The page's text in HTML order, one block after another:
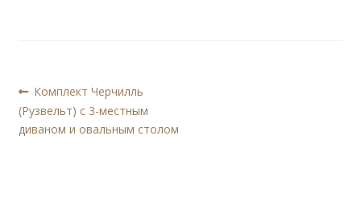
Навигация
по
Предыдущая
запись:
Комплект Черчилль
(Рузвельт) с 3-местным
диваном и овальным столом